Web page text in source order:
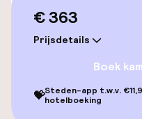
Kamers
Voor
Zwemmen &
€ 363
Prijsdetails
Boek
💝Steden-app t.w.v.
hotelboeking